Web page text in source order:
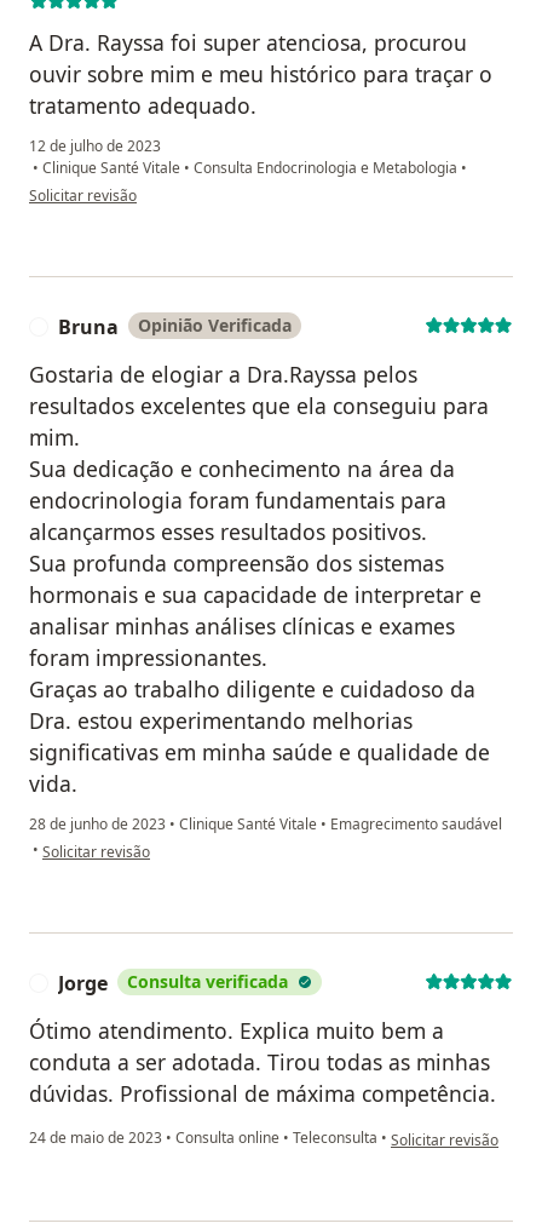
A Dra. Rayssa foi super atenciosa, procurou
ouvir sobre mim e meu histórico para traçar o
tratamento adequado.
12 de julho de 2023
• Clinique Santé Vitale • Consulta Endocrinologia e Metabologia •
na opinião do utilizador Leonardo Monteiro
Solicitar revisão
Bruna Opinião Verificada
Gostaria de elogiar a Dra.Rayssa pelos
resultados excelentes que ela conseguiu para
mim.
Sua dedicação e conhecimento na área da
endocrinologia foram fundamentais para
alcançarmos esses resultados positivos.
Sua profunda compreensão dos sistemas
hormonais e sua capacidade de interpretar e
analisar minhas análises clínicas e exames
foram impressionantes.
Graças ao trabalho diligente e cuidadoso da
Dra. estou experimentando melhorias
significativas em minha saúde e qualidade de
vida.
28 de junho de 2023 • Clinique Santé Vitale • Emagrecimento saudável
• na opinião do utilizador Bruna
Solicitar revisão
Jorge Consulta verificada
Ótimo atendimento. Explica muito bem a
conduta a ser adotada. Tirou todas as minhas
dúvidas. Profissional de máxima competência.
24 de maio de 2023 • Consulta online • Teleconsulta • na opinião do
Solicitar revisão